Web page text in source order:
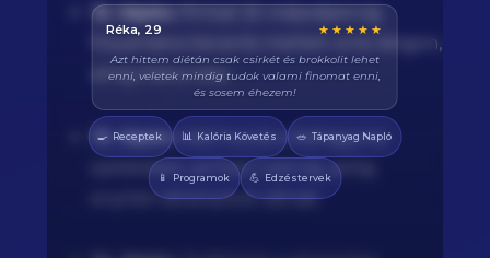
12. lépés:Pirítsd 30 másodpercig
folyamatos keverés mellett erős lángon,
amíg illatos lesz.
13. lépés:Add hozzá a lilahagyma
szeleteket, pirítsd 2 percig, amíg
enyhén áttetszővé válnak.
Balázs, 38 ★★★★★
Végre tudom pontosan mennyi fehérjét eszem
naponta. A kaloriaszámláló sokat segít, előtte
össze-vissza zabáltam...
🍳 Receptek 📊 Kalória Követés 🥗 Tápanyag Napló
📱 Programok 💪 Edzéstervek